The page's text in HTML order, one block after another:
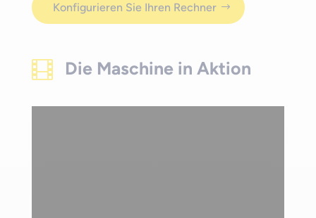
Konfigurieren Sie Ihren Rechner
 Die Maschine in Aktion